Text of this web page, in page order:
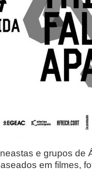
e grupos de
em filmes,